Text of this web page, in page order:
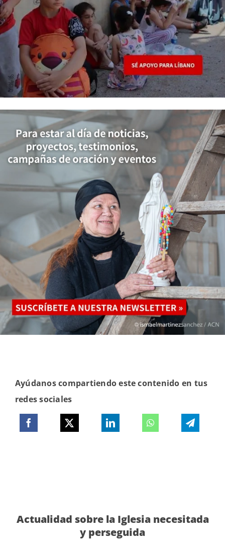
Ayúdanos compartiendo este contenido en tus
redes sociales
Actualidad sobre la Iglesia necesitada
y perseguida